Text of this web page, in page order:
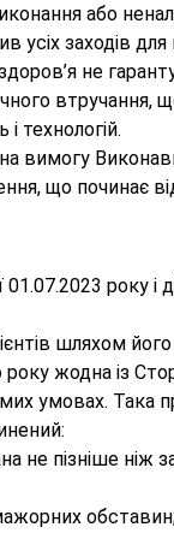
або
усіх заходів
не
технологій.
вимогу
що починає
01.07.2023
шляхом
жодна із
умовах.
не пізніше